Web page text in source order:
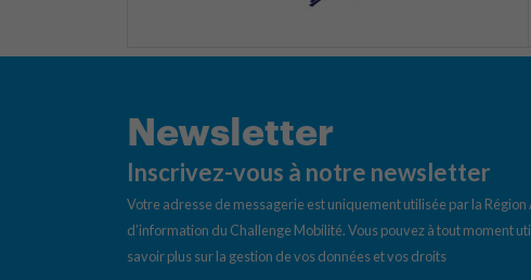
Newsletter
Inscrivez-vous à notre newsletter
Votre adresse de messagerie est uniquement utilisée par la
d’information du Challenge Mobilité. Vous pouvez à tout moment
savoir plus sur la gestion de vos données et vos droits